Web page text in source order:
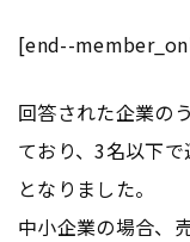
[end--
回答された企業の
ており、3名以下
となりました。
中小企業の場合、